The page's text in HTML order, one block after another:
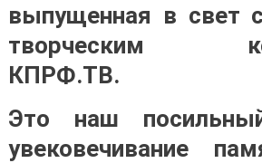
выпущенная в свет
творческим
КПРФ.ТВ.
Это наш
увековечивание